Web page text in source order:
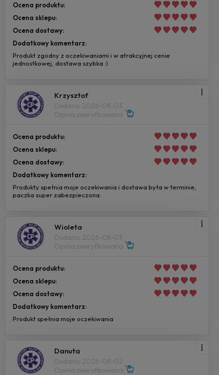
Ocena produktu:
Ocena sklepu:
Ocena dostawy:
Dodatkowy komentarz:
Produkt zgodny z oczekiwaniami i w atrakcyjnej cenie
jednostkowej, dostawa szybka :)
Krzysztof
Dodano: 2026-08-03
Opinia zweryfikowana
Ocena produktu:
Ocena sklepu:
Ocena dostawy:
Dodatkowy komentarz:
Produkty spełnia moje oczekiwania i dostawa była w terminie,
paczka super zabezpieczona.
Wioleta
Dodano: 2026-08-03
Opinia zweryfikowana
Ocena produktu:
Ocena sklepu:
Ocena dostawy:
Dodatkowy komentarz:
Produkt spełnia moje oczekiwania
Danuta
Dodano: 2026-08-02
Opinia zweryfikowana